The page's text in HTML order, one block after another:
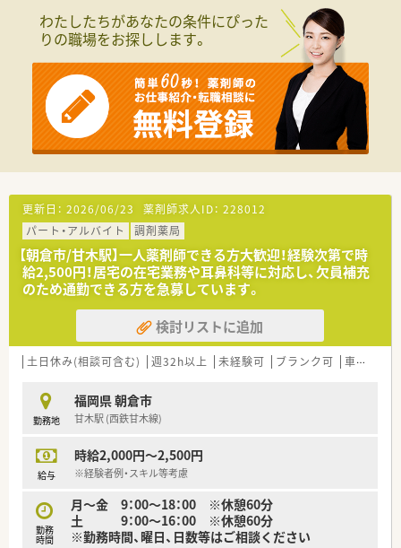
■居宅患者様向けの在宅業務にも対応しており、地域医療に深く
貢献できるやりがいのある環境です。
■福岡県内で複数の店舗を展開しており、地域に根差した医療提
供を大切にしている安定した法人です。
■共に成長し合える仲間づくりを目指しており、社員一人ひとり
が自分の意見を発信しやすい社風です。
■間接部門の効率化を徹底しており、最新のシステムを導入する
ことで働きやすい環境を整備しています。
■社長が店舗に勤務されることもあり、経営層との距離が近くオ
ープンに意見交換ができる風通しの良い環境です。
■全店舗で最新のカメラを導入して繁忙状態をリアルタイムで
確認し合い、無理のない運営を行っています。
■電子薬歴や各種ロボットなど設備投資に力を入れており、最新
の環境でストレスなく業務に集中できます。
わたしたちがあなたの条件にぴった
りの職場をお探しします。
更新日： 2026/06/23 薬剤師求人ID： 228012
パート・アルバイト
調剤薬局
【朝倉市/甘木駅】一人薬剤師できる方大歓迎！経験次第で時
給2,500円！居宅の在宅業務や耳鼻科等に対応し、欠員補充
のため通勤できる方を急募しています。
検討リストに追加
土日休み(相談可含む) 週32h以上 未経験可 ブランク可 車通勤可
勤務地
福岡県 朝倉市
甘木駅 (西鉄甘木線)
給与
時給2,000円～2,500円
※経験者例・スキル等考慮
勤務
時間
月～金 9：00～18：00 ※休憩60分
土 9：00～16：00 ※休憩60分
※勤務時間、曜日、日数等はご相談ください